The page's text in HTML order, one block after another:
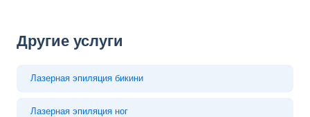
Другие услуги
Лазерная эпиляция бикини
Лазерная эпиляция ног